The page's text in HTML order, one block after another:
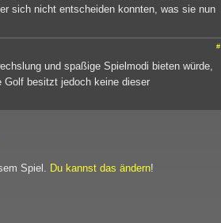
sich nicht entscheiden konnten, was sie nun
#
und spaßige Spielmodi bieten würde,
Golf besitzt jedoch keine dieser
Spiel. Du kannst das ändern!